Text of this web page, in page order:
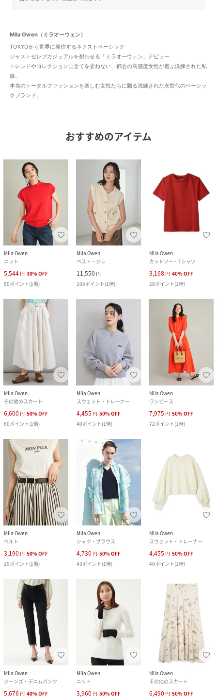
Mila Owen（ミラオーウェン）
TOKYOから世界に発信するネクストベーシック
ジャストセレブカジュアルを想わせる「ミラオーウェン」デビュー
トレンドやコレクションに全てを委ねない、都会の高感度女性が選ぶ洗練された私
服。
本当のトータルファッションを楽しむ女性たちに贈る洗練された次世代のベーシッ
クブランド。
おすすめのアイテム
Mila Owen
ニット
5,544 円 30%OFF
50ポイント(1倍)
Mila Owen
ベスト・ジレ
11,550 円
105ポイント(1倍)
Mila Owen
カットソー・Tシャツ
3,168 円 40%OFF
28ポイント(1倍)
Mila Owen
その他のスカート
6,600 円 50%OFF
60ポイント(1倍)
Mila Owen
スウェット・トレーナー
4,455 円 50%OFF
40ポイント(1倍)
Mila Owen
ワンピース
7,975 円 50%OFF
72ポイント(1倍)
Mila Owen
ベルト
3,190 円 50%OFF
29ポイント(1倍)
Mila Owen
シャツ・ブラウス
4,730 円 50%OFF
43ポイント(1倍)
Mila Owen
スウェット・トレーナー
4,455 円 50%OFF
40ポイント(1倍)
Mila Owen
ジーンズ・デニムパンツ
5,676 円 40%OFF
Mila Owen
ニット
3,960 円 50%OFF
Mila Owen
その他のスカート
6,490 円 50%OFF